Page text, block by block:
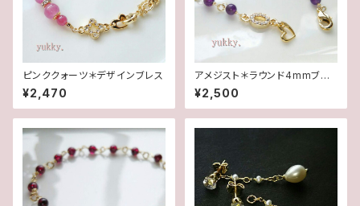
ピンククォーツ＊デザインブレス
¥2,470
アメジスト＊ラウンド4mmブレ
スレット
¥2,500